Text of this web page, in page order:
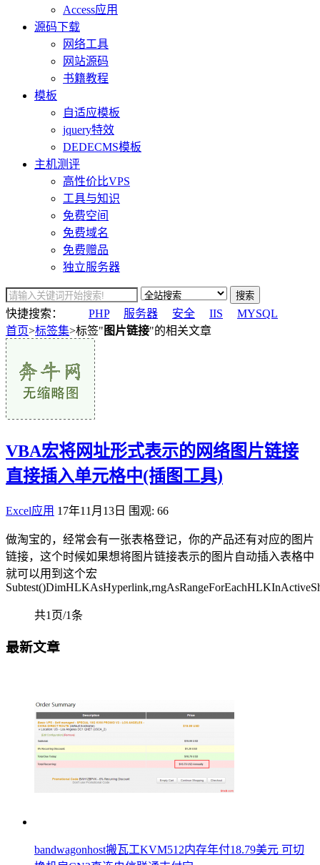
Access应用
源码下载
网络工具
网站源码
书籍教程
模板
自适应模板
jquery特效
DEDECMS模板
主机测评
高性价比VPS
工具与知识
免费空间
免费域名
免费赠品
独立服务器
搜索
快捷搜索： PHP 服务器 安全 IIS
MYSQL
首页>标签集>标签" 图片链接"的相关文章
VBA宏将网址形式表示的网络图片链接
直接插入单元格中(插图工具)
Excel应用 17年11月13日 围观: 66
做淘宝的，经常会有一张表格登记，你的产品还有对应的图片
链接，这个时候如果想将图片链接表示的图片自动插入表格中
就可以用到这个宏
共1页/1条
最新文章
bandwagonhost搬瓦工KVM512内存年付18.79美元 可切